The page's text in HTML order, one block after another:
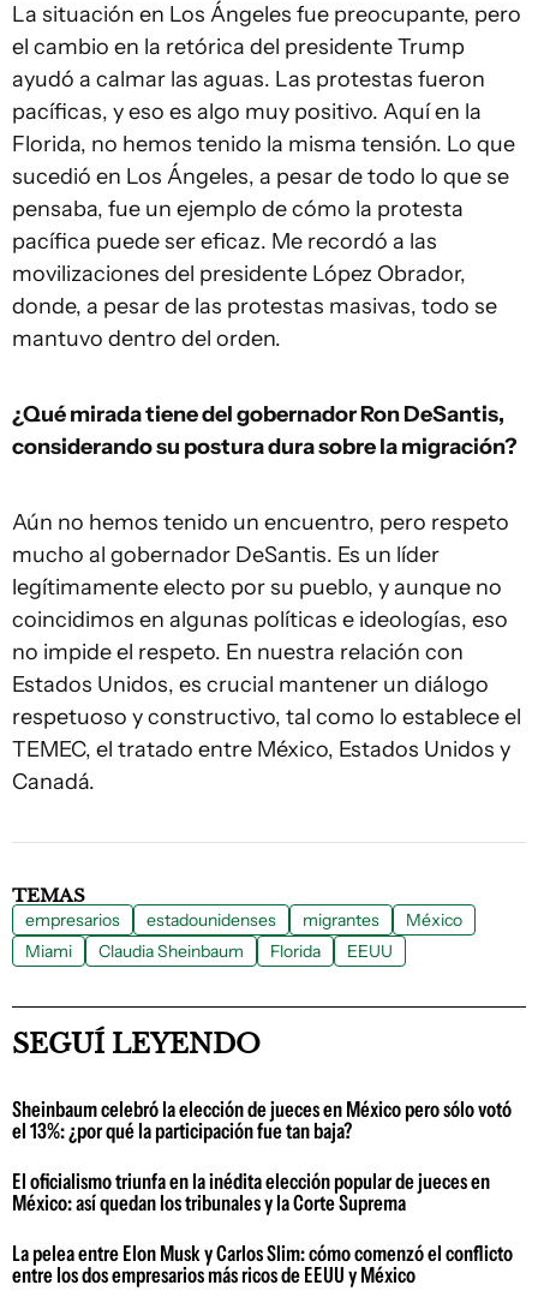
La situación en Los Ángeles fue preocupante, pero
el cambio en la retórica del presidente Trump
ayudó a calmar las aguas. Las protestas fueron
pacíficas, y eso es algo muy positivo. Aquí en la
Florida, no hemos tenido la misma tensión. Lo que
sucedió en Los Ángeles, a pesar de todo lo que se
pensaba, fue un ejemplo de cómo la protesta
pacífica puede ser eficaz. Me recordó a las
movilizaciones del presidente López Obrador,
donde, a pesar de las protestas masivas, todo se
mantuvo dentro del orden.
¿Qué mirada tiene del gobernador Ron DeSantis,
considerando su postura dura sobre la migración?
Aún no hemos tenido un encuentro, pero respeto
mucho al gobernador DeSantis. Es un líder
legítimamente electo por su pueblo, y aunque no
coincidimos en algunas políticas e ideologías, eso
no impide el respeto. En nuestra relación con
Estados Unidos, es crucial mantener un diálogo
respetuoso y constructivo, tal como lo establece el
TEMEC, el tratado entre México, Estados Unidos y
Canadá.
TEMAS
empresarios estadounidenses migrantes
México
Miami
Claudia Sheinbaum Florida EEUU
SEGUÍ LEYENDO
Sheinbaum celebró la elección de jueces en México pero sólo votó
el 13%: ¿por qué la participación fue tan baja?
El oficialismo triunfa en la inédita elección popular de jueces en
México: así quedan los tribunales y la Corte Suprema
La pelea entre Elon Musk y Carlos Slim: cómo comenzó el conflicto
entre los dos empresarios más ricos de EEUU y México